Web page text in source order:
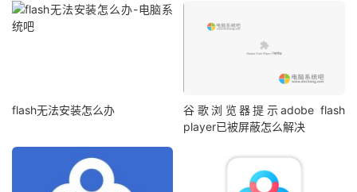
flash无法安装怎么办
谷歌浏览器提示adobe flash
player已被屏蔽怎么解决